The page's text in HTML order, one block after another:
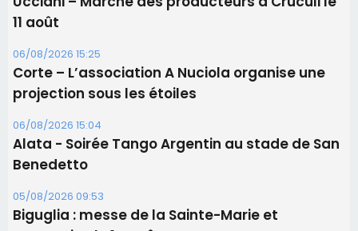
05/08/2026 09:53
Biguglia : messe de la Sainte-Marie et
procession le 14 août
31/07/2026 08:24
Tennis - Début ce week-end du tournoi du
RCPV
31/07/2026 08:22
82ème anniversaire de la disparition du
Commandant Antoine de Saint Exupery